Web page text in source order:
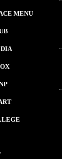
MENU